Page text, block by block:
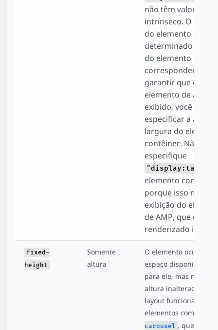
não têm valor
intrínseco. O
do elemento é
determinado a
do elemento
correspondente.
garantir que o
elemento de AMP
exibido, você
especificar a altura
largura do
contêiner. Não
especifique
"display:table"
elemento
porque isso
exibição do
de AMP, que é
renderizado
fixed-
height
Somente
altura
O elemento ocupa o
espaço
para ele, mas
altura inalterada. Este
layout funciona bem
elementos como
carousel , que